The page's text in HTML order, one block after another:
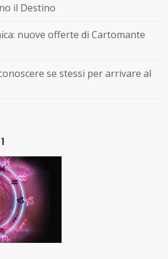
il Destino
nuove offerte di Cartomante
se stessi per arrivare al